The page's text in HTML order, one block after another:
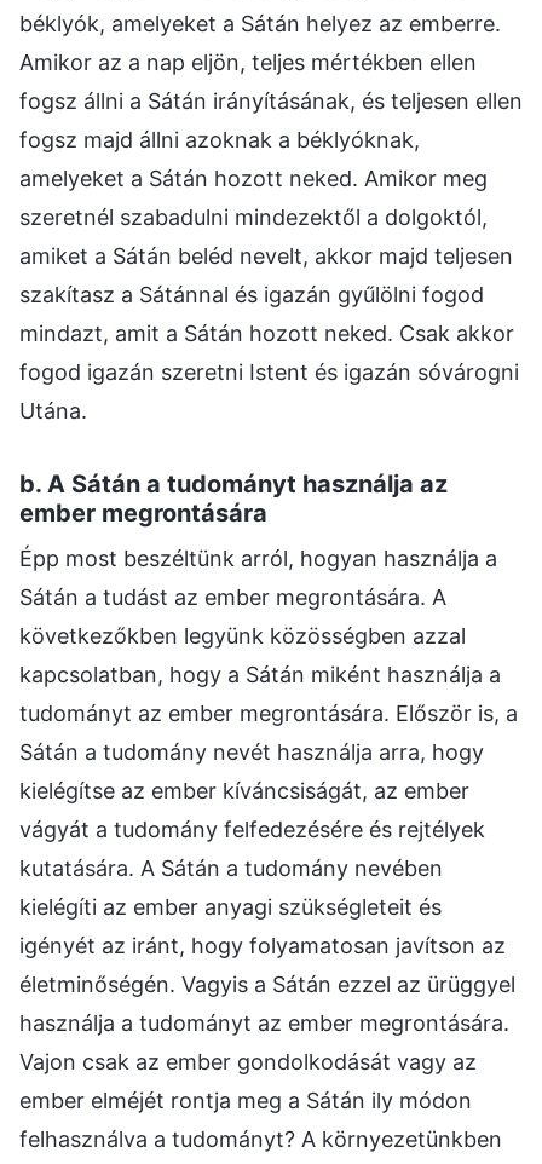
béklyók, amelyeket a Sátán helyez az emberre.
Amikor az a nap eljön, teljes mértékben ellen
fogsz állni a Sátán irányításának, és teljesen ellen
fogsz majd állni azoknak a béklyóknak,
amelyeket a Sátán hozott neked. Amikor meg
szeretnél szabadulni mindezektől a dolgoktól,
amiket a Sátán beléd nevelt, akkor majd teljesen
szakítasz a Sátánnal és igazán gyűlölni fogod
mindazt, amit a Sátán hozott neked. Csak akkor
fogod igazán szeretni Istent és igazán sóvárogni
Utána.
b. A Sátán a tudományt használja az
ember megrontására
Épp most beszéltünk arról, hogyan használja a
Sátán a tudást az ember megrontására. A
következőkben legyünk közösségben azzal
kapcsolatban, hogy a Sátán miként használja a
tudományt az ember megrontására. Először is, a
Sátán a tudomány nevét használja arra, hogy
kielégítse az ember kíváncsiságát, az ember
vágyát a tudomány felfedezésére és rejtélyek
kutatására. A Sátán a tudomány nevében
kielégíti az ember anyagi szükségleteit és
igényét az iránt, hogy folyamatosan javítson az
életminőségén. Vagyis a Sátán ezzel az ürüggyel
használja a tudományt az ember megrontására.
Vajon csak az ember gondolkodását vagy az
ember elméjét rontja meg a Sátán ily módon
felhasználva a tudományt? A környezetünkben